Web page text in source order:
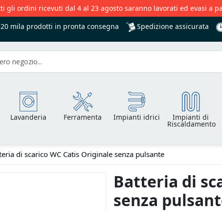
gli ordini ricevuti dal 4 al 23 agosto saranno lavorati ed evasi a
mila prodotti in pronta consegna Spedizione assicurata
Lavanderia Ferramenta Impianti idrici Impianti di
Riscaldamento
di scarico WC Catis Originale senza pulsante
Batteria di
senza